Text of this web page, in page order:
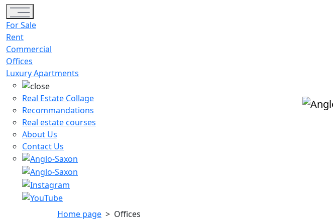
Toggle navigation
For Sale
Rent
Commercial
Offices
Luxury Apartments
Real Estate Collage
Recommandations
Real estate courses
About Us
Contact Us
Home page > Offices